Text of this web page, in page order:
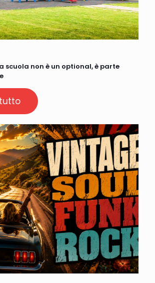
scuola non è un optional, è parte